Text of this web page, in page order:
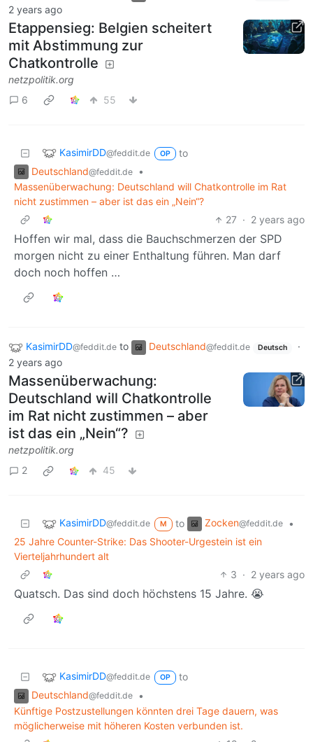
2 years ago
Etappensieg: Belgien scheitert
mit Abstimmung zur
Chatkontrolle
netzpolitik.org
6
55
KasimirDD@feddit.de OP
to
Deutschland@feddit.de
•
Massenüberwachung: Deutschland will Chatkontrolle im Rat
nicht zustimmen – aber ist das ein „Nein“?
27 · 2 years ago
Hoffen wir mal, dass die Bauchschmerzen der SPD
morgen nicht zu einer Enthaltung führen. Man darf
doch noch hoffen …
KasimirDD@feddit.de to Deutschland@feddit.de Deutsch
·
2 years ago
Massenüberwachung:
Deutschland will Chatkontrolle
im Rat nicht zustimmen – aber
ist das ein „Nein“?
netzpolitik.org
2
45
KasimirDD@feddit.de M to Zocken@feddit.de
•
25 Jahre Counter-Strike: Das Shooter-Urgestein ist ein
Vierteljahrhundert alt
3 · 2 years ago
Quatsch. Das sind doch höchstens 15 Jahre. 😭
KasimirDD@feddit.de OP
to
Deutschland@feddit.de
•
Künftige Postzustellungen könnten drei Tage dauern, was
möglicherweise mit höheren Kosten verbunden ist.